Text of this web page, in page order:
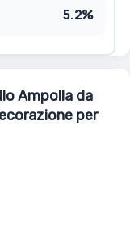
5.2%
Ampolla da
per